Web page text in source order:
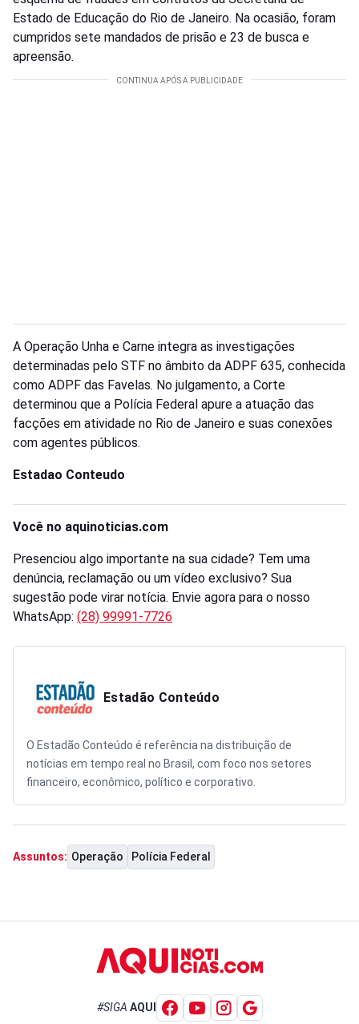
Estado de Educação do Rio de Janeiro. Na ocasião, foram
cumpridos sete mandados de prisão e 23 de busca e
apreensão.
A Operação Unha e Carne integra as investigações
determinadas pelo STF no âmbito da ADPF 635, conhecida
como ADPF das Favelas. No julgamento, a Corte
determinou que a Polícia Federal apure a atuação das
facções em atividade no Rio de Janeiro e suas conexões
com agentes públicos.
Estadao Conteudo
Você no aquinoticias.com
Presenciou algo importante na sua cidade? Tem uma
denúncia, reclamação ou um vídeo exclusivo? Sua
sugestão pode virar notícia. Envie agora para o nosso
WhatsApp: (28) 99991-7726
Estadão Conteúdo
O Estadão Conteúdo é referência na distribuição de
notícias em tempo real no Brasil, com foco nos setores
financeiro, econômico, político e corporativo.
Assuntos: Operação Polícia Federal
#SIGA AQUI